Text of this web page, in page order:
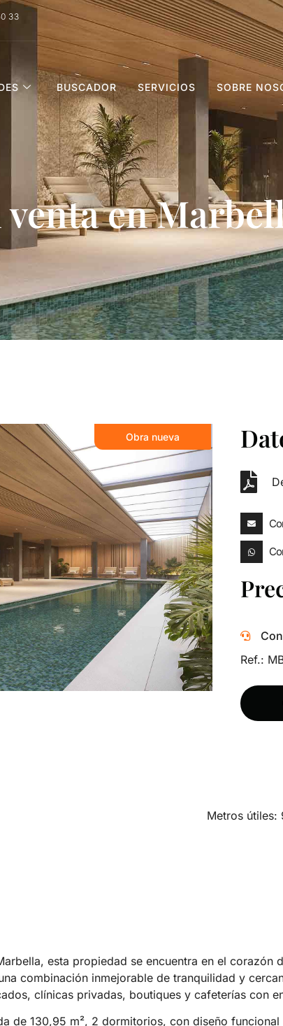
33
BUSCADOR SERVICIOS SOBRE
en
Obra nueva
Ref.:
Metros útiles:
esta propiedad se encuentra en el corazón
combinación inmejorable de tranquilidad y
clínicas privadas, boutiques y cafeterías con
de 130,95 m², 2 dormitorios, con diseño